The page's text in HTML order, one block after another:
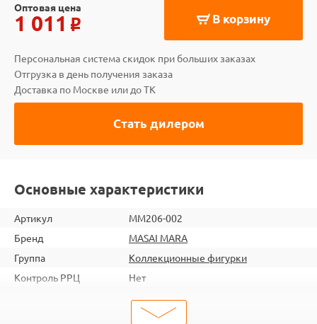
В корзину
Оптовая цена
1 011 o
Персональная система скидок при больших заказах
Отгрузка в день получения заказа
Доставка по Москве или до ТК
Стать дилером
Основные характеристики
Артикул
MM206-002
Бренд
MASAI MARA
Группа
Коллекционные фигурки
Контроль РРЦ
Нет
2000000253480
Животные